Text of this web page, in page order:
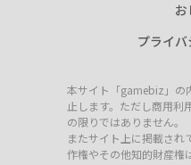
お
プライ
本サイト「gamebiz」の
止します。ただし商用利
の限りではありません。
またサイト上に掲載され
作権やその他知的財産権